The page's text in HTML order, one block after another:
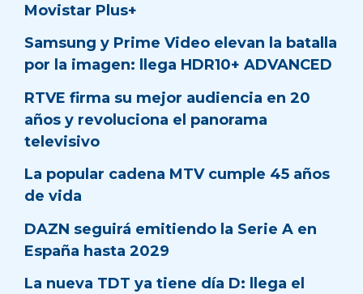
Movistar Plus+
Samsung y Prime Video elevan la batalla
por la imagen: llega HDR10+ ADVANCED
RTVE firma su mejor audiencia en 20
años y revoluciona el panorama
televisivo
La popular cadena MTV cumple 45 años
de vida
DAZN seguirá emitiendo la Serie A en
España hasta 2029
La nueva TDT ya tiene día D: llega el